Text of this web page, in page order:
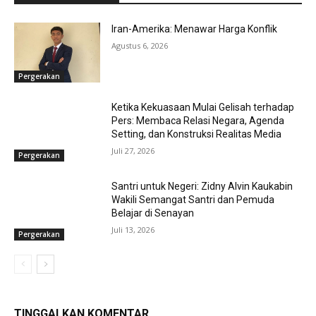
Pergerakan
Iran-Amerika: Menawar Harga Konflik
Agustus 6, 2026
Pergerakan
Ketika Kekuasaan Mulai Gelisah terhadap
Pers: Membaca Relasi Negara, Agenda
Setting, dan Konstruksi Realitas Media
Juli 27, 2026
Pergerakan
Santri untuk Negeri: Zidny Alvin Kaukabin
Wakili Semangat Santri dan Pemuda
Belajar di Senayan
Juli 13, 2026